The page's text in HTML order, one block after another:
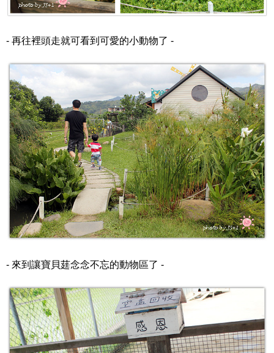
- 再往裡頭走就可看到可愛的小動物了 -
- 來到讓寶貝莛念念不忘的動物區了 -